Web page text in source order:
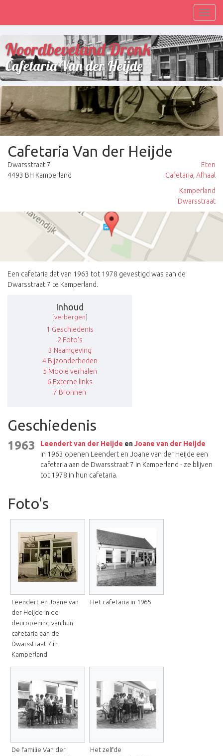
Noordbeveland Dronk
Cafetaria Van der Heijde
Cafetaria Van der Heijde
Dwarsstraat 7
4493 BH Kamperland
Eten
Cafetaria Afhaal
Kamperland
Dwarsstraat
Een cafetaria dat van 1963 tot 1978 gevestigd was aan de
Dwarsstraat 7 te Kamperland.
Inhoud
verbergen
1 Geschiedenis
2 Foto's
3 Naamgeving
4 Bijzonderheden
5 Mooie verhalen
6 Externe links
7 Bronnen
Geschiedenis
1963 Leendert van der Heijde enJoane van der Heijde
In 1963 openen Leendert en Joane van der Heijde een
cafetaria aan de Dwarsstraat 7 in Kamperland - ze blijven
tot 1978 in hun cafetaria.
Foto's
Leendert en Joane van
der Heijde in de
deuropening van hun
cafetaria aan de
Dwarsstraat 7 in
Kamperland
Het cafetaria in 1965
De familie Van der
Het zelfde